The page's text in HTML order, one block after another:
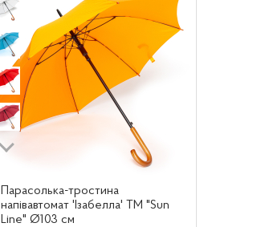
Парасолька-тростина
напівавтомат 'Ізабелла' ТМ "Sun
Line" Ø103 cм